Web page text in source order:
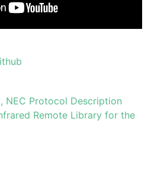
NEC Protocol Description
Remote Library for the